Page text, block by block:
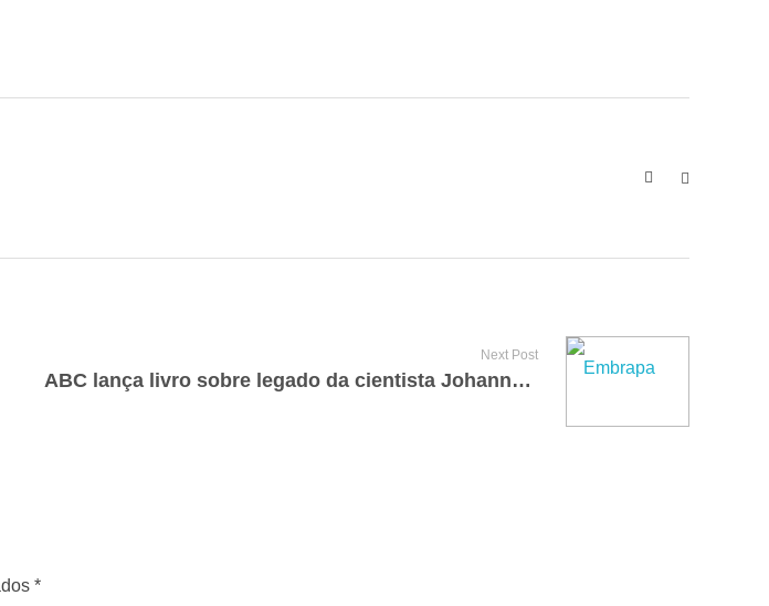
Next Post
ABC lança livro sobre legado da cientista Johanna Döbereiner para agricultura tropical
*